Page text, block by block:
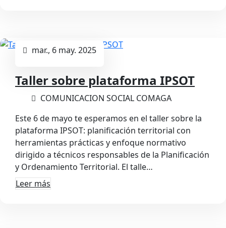
mar., 6 may. 2025
Taller sobre plataforma IPSOT
COMUNICACION SOCIAL COMAGA
Este 6 de mayo te esperamos en el taller sobre la
plataforma IPSOT: planificación territorial con
herramientas prácticas y enfoque normativo
dirigido a técnicos responsables de la Planificación
y Ordenamiento Territorial. El talle…
Leer más